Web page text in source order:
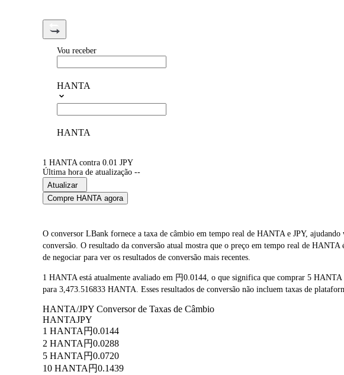
Vou receber
HANTA
HANTA
1 HANTA contra 0.01 JPY
Última hora de atualização --
Atualizar
Compre HANTA agora
O conversor LBank fornece a taxa de câmbio em tempo real de HANTA e JPY,
conversão. O resultado da conversão atual mostra que o preço em tempo real de
de negociar para ver os resultados de conversão mais recentes.
1 HANTA está atualmente avaliado em 円0.0144, o que significa que comprar 5
para 3,473.516833 HANTA. Esses resultados de conversão não incluem taxas de
HANTA/JPY Conversor de Taxas de Câmbio
HANTAJPY
1 HANTA 円0.0144
2 HANTA 円0.0288
5 HANTA 円0.0720
10 HANTA 円0.1439